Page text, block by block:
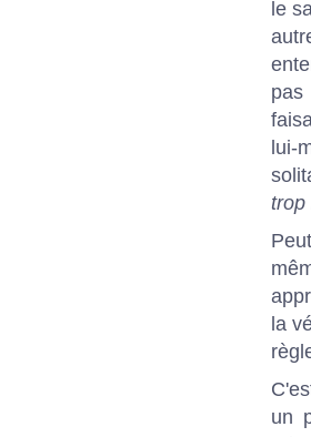
le
pas
lui-
trop
la
un